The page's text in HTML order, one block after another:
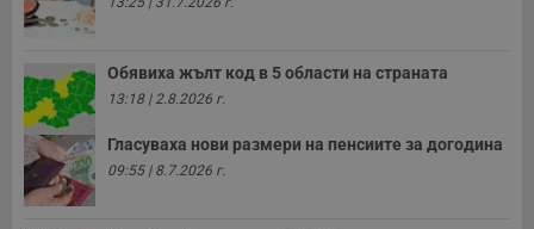
Обявиха жълт код в 5 области на страната
13:18 | 2.8.2026 г.
Гласуваха нови размери на пенсиите за догодина
09:55 | 8.7.2026 г.